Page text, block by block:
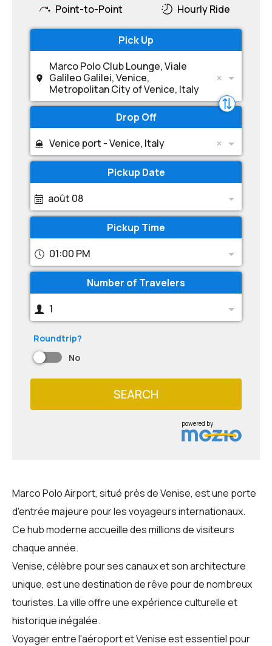
Point-to-Point Hourly Ride
Pick Up
Marco Polo Club Lounge, Viale
Galileo Galilei, Venice,
Metropolitan City of Venice, Italy
Drop Off
Venice port - Venice, Italy
Pickup Date
août 08
Pickup Time
01:00 PM
Number of Travelers
1
Roundtrip?
No
SEARCH
powered by
Marco Polo Airport, situé près de Venise, est une porte
d'entrée majeure pour les voyageurs internationaux.
Ce hub moderne accueille des millions de visiteurs
chaque année.
Venise, célèbre pour ses canaux et son architecture
unique, est une destination de rêve pour de nombreux
touristes. La ville offre une expérience culturelle et
historique inégalée.
Voyager entre l'aéroport et Venise est essentiel pour